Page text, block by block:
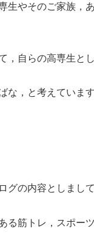
生やそのご家族，
，自らの高専生と
な，と考えています
グの内容としまして
る筋トレ，スポー